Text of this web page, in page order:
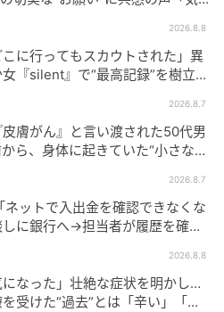
2026.8.8
に行ってもスカウトされた」異
『silent』で“最高記録”を樹立し
2026.8.7
膚がん』と言い渡された50代男
ら、身体に起きていた“小さな異
2026.8.7
ネットで入出金を確認できなくな
しに銀行へ→担当者が履歴を確認
2026.8.8
なった」壮絶な症状を明かし…
受けた“過去”とは「辛い」「苦